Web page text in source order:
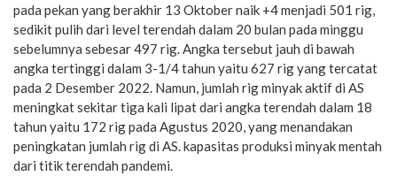
pada pekan yang berakhir 13 Oktober naik +4 menjadi 501 rig,
sedikit pulih dari level terendah dalam 20 bulan pada minggu
sebelumnya sebesar 497 rig. Angka tersebut jauh di bawah
angka tertinggi dalam 3-1/4 tahun yaitu 627 rig yang tercatat
pada 2 Desember 2022. Namun, jumlah rig minyak aktif di AS
meningkat sekitar tiga kali lipat dari angka terendah dalam 18
tahun yaitu 172 rig pada Agustus 2020, yang menandakan
peningkatan jumlah rig di AS. kapasitas produksi minyak mentah
dari titik terendah pandemi.